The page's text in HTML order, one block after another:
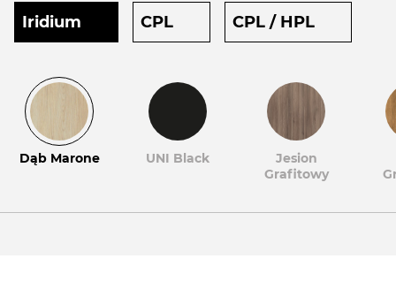
Iridium CPL CPL / HPL
Dąb Marone UNI Black
Jesion
Grafitowy